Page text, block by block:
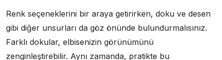
Renk seçeneklerini bir araya getirirken, doku ve desen
gibi diğer unsurları da göz önünde bulundurmalısınız.
Farklı dokular, elbisenizin görünümünü
zenginleştirebilir. Aynı zamanda, pratikte bu